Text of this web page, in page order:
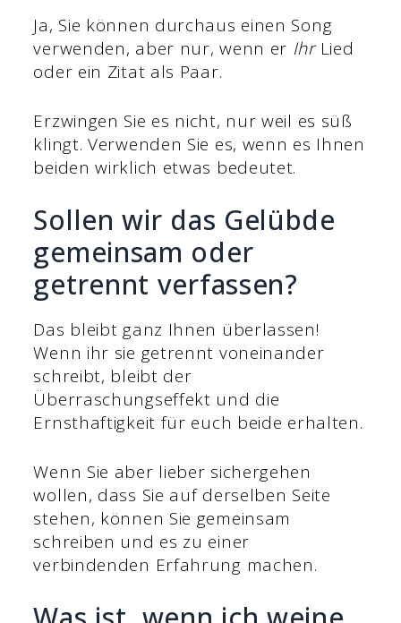
Ja, Sie können durchaus einen Song
verwenden, aber nur, wenn er IhrLied
oder ein Zitat als Paar.
Erzwingen Sie es nicht, nur weil es süß
klingt. Verwenden Sie es, wenn es Ihnen
beiden wirklich etwas bedeutet.
Sollen wir das Gelübde
gemeinsam oder
getrennt verfassen?
Das bleibt ganz Ihnen überlassen!
Wenn ihr sie getrennt voneinander
schreibt, bleibt der
Überraschungseffekt und die
Ernsthaftigkeit für euch beide erhalten.
Wenn Sie aber lieber sichergehen
wollen, dass Sie auf derselben Seite
stehen, können Sie gemeinsam
schreiben und es zu einer
verbindenden Erfahrung machen.